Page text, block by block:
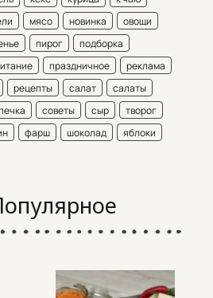
мясо новинка
овощи
пирог
подборка
праздничное
реклама
рецепты салат
салаты
советы сыр
творог
фарш шоколад яблоки